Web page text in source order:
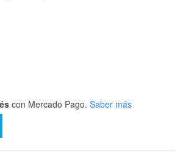
con Mercado Pago. Saber más